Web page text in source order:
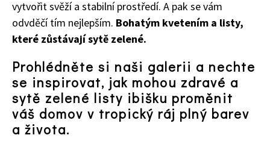
vytvořit svěží a stabilní prostředí. A pak se vám
odvděčí tím nejlepším. Bohatým kvetením a listy,
které zůstávají sytě zelené.
Prohlédněte si naši galerii a nechte
se inspirovat, jak mohou zdravé a
sytě zelené listy ibišku proměnit
váš domov v tropický ráj plný barev
a života.